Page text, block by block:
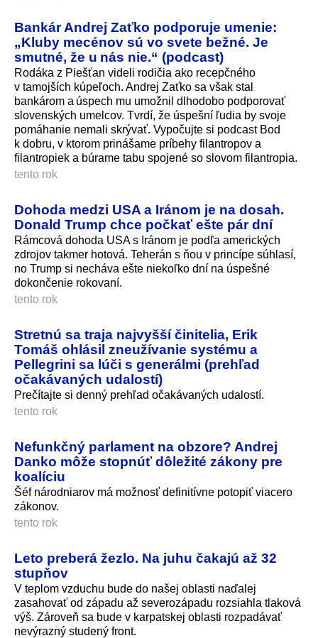
Bankár Andrej Zaťko podporuje umenie:
„Kluby mecénov sú vo svete bežné. Je
smutné, že u nás nie.“ (podcast)
Rodáka z Piešťan videli rodičia ako recepčného
v tamojších kúpeľoch. Andrej Zaťko sa však stal
bankárom a úspech mu umožnil dlhodobo podporovať
slovenských umelcov. Tvrdí, že úspešní ľudia by svoje
pomáhanie nemali skrývať. Vypočujte si podcast Bod
k dobru, v ktorom prinášame príbehy filantropov a
filantropiek a búrame tabu spojené so slovom filantropia.
tento rok
Dohoda medzi USA a Iránom je na dosah.
Donald Trump chce počkať ešte pár dní
Rámcová dohoda USA s Iránom je podľa amerických
zdrojov takmer hotová. Teherán s ňou v princípe súhlasí,
no Trump si necháva ešte niekoľko dní na úspešné
dokončenie rokovaní.
tento rok
Stretnú sa traja najvyšší činitelia, Erik
Tomáš ohlásil zneužívanie systému a
Pellegrini sa lúči s generálmi (prehľad
očakávaných udalostí)
Prečítajte si denný prehľad očakávaných udalostí.
tento rok
Nefunkčný parlament na obzore? Andrej
Danko môže stopnúť dôležité zákony pre
koalíciu
Šéf národniarov má možnosť definitívne potopiť viacero
zákonov.
tento rok
Leto preberá žezlo. Na juhu čakajú až 32
stupňov
V teplom vzduchu bude do našej oblasti naďalej
zasahovať od západu až severozápadu rozsiahla tlaková
výš. Zároveň sa bude v karpatskej oblasti rozpadávať
nevýrazný studený front.